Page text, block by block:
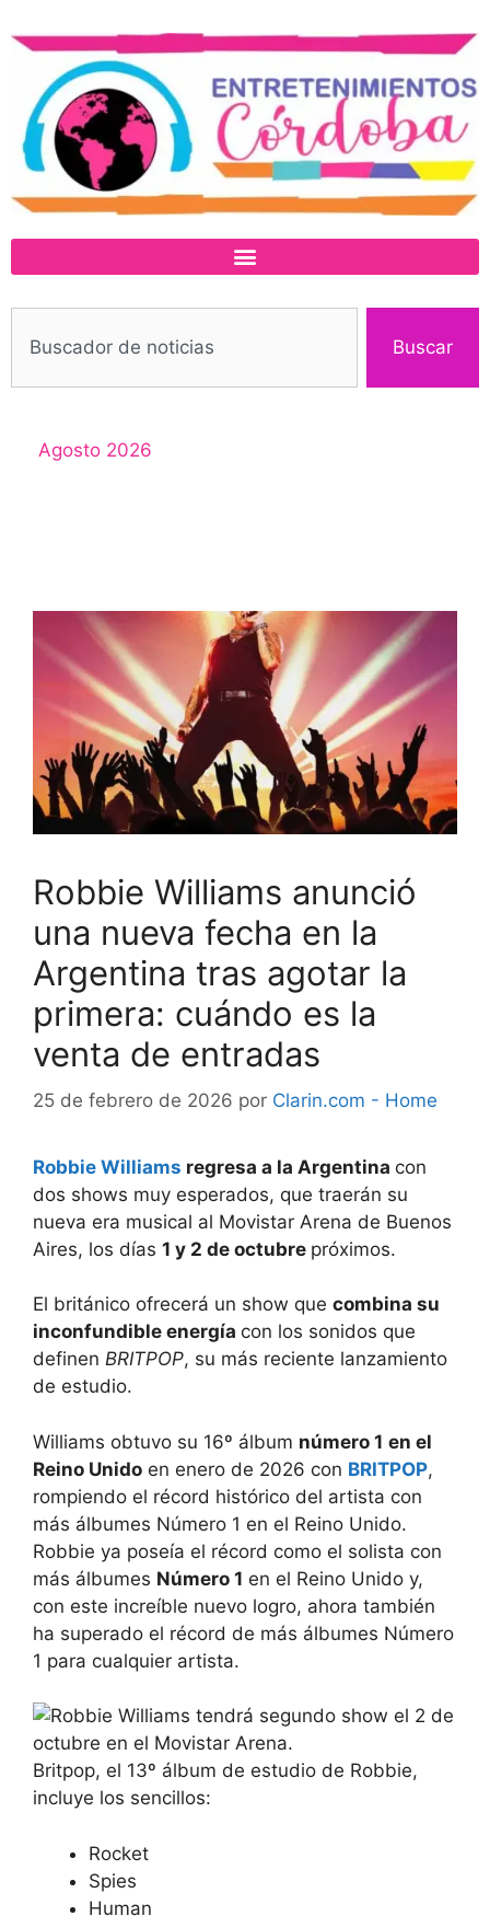
Buscar
Agosto 2026
Robbie Williams anunció
una nueva fecha en la
Argentina tras agotar la
primera: cuándo es la
venta de entradas
25 de febrero de 2026 por Clarin.com - Home
Robbie Williams regresa a la Argentina con
dos shows muy esperados, que traerán su
nueva era musical al Movistar Arena de Buenos
Aires, los días 1 y 2 de octubre próximos.
El británico ofrecerá un show que combina su
inconfundible energía con los sonidos que
definen BRITPOP, su más reciente lanzamiento
de estudio.
Williams obtuvo su 16º álbum número 1 en el
Reino Unido en enero de 2026 con BRITPOP,
rompiendo el récord histórico del artista con
más álbumes Número 1 en el Reino Unido.
Robbie ya poseía el récord como el solista con
más álbumes Número 1 en el Reino Unido y,
con este increíble nuevo logro, ahora también
ha superado el récord de más álbumes Número
1 para cualquier artista.
Britpop, el 13º álbum de estudio de Robbie,
incluye los sencillos:
Rocket
Spies
Human